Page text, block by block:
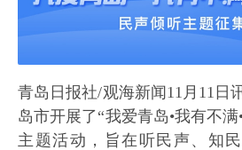
青岛日报社/观海新闻11月11日
岛市开展了“我爱青岛•我有不
主题活动，旨在听民声、知